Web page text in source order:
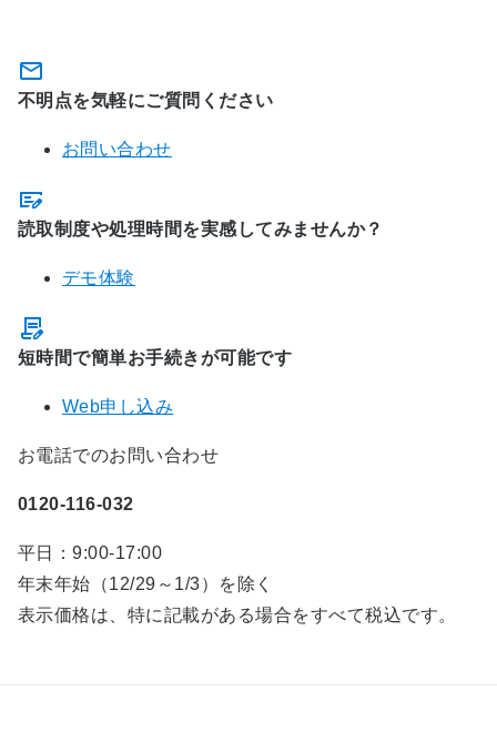
不明点を気軽にご質問ください
お問い合わせ
読取制度や処理時間を実感してみませんか？
デモ体験
短時間で簡単お手続きが可能です
Web申し込み
お電話でのお問い合わせ
0120-116-032
平日：9:00-17:00
年末年始（12/29～1/3）を除く
表示価格は、特に記載がある場合をすべて税込です。